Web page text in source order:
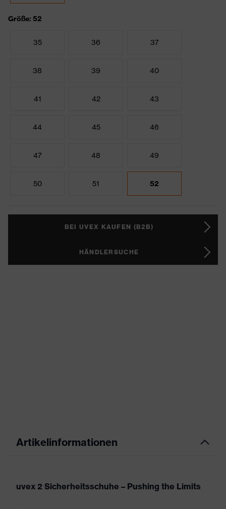
Größe: 52
35 36 37
38 39 40
41 42 43
44 45 46
47 48 49
50 51 52
BEI UVEX KAUFEN (B2B)
HÄNDLERSUCHE
Artikelinformationen
uvex 2 Sicherheitsschuhe – Pushing the Limits